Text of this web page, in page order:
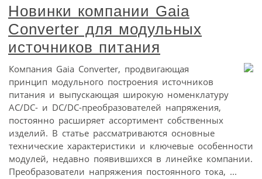
Новинки компании Gaia
Converter для модульных
источников питания
Компания Gaia Converter, продвигающая
принцип модульного построения источников
питания и выпускающая широкую номенклатуру
AC/DC- и DC/DC-преобразователей напряжения,
постоянно расширяет ассортимент собственных
изделий. В статье рассматриваются основные
технические характеристики и ключевые особенности
модулей, недавно появившихся в линейке компании.
Преобразователи напряжения постоянного тока, ...